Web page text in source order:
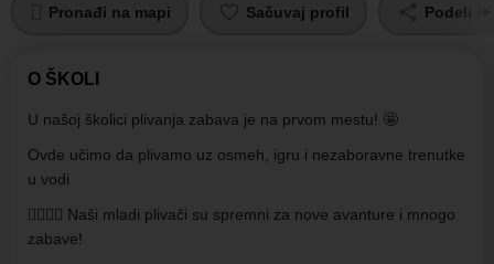
Pronađi na mapi Sačuvaj profil Podeli
O ŠKOLI
U našoj školici plivanja zabava je na prvom mestu! 🤩
Ovde učimo da plivamo uz osmeh, igru i nezaboravne trenutke
u vodi
🏊🏼‍♂️💦 Naši mladi plivači su spremni za nove avanture i mnogo
zabave!